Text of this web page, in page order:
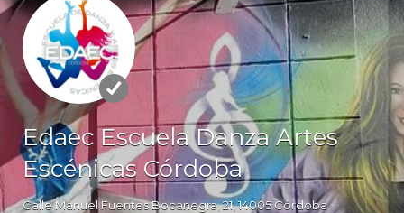
Edaec Escuela Danza Artes
Escénicas Córdoba
Calle Manuel Fuentes Bocanegra, 21, 14005 Córdoba